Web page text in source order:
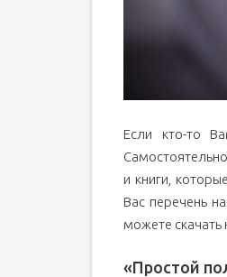
Если кто-то
и книги,
Вас перечень
можете скачать
«Простой